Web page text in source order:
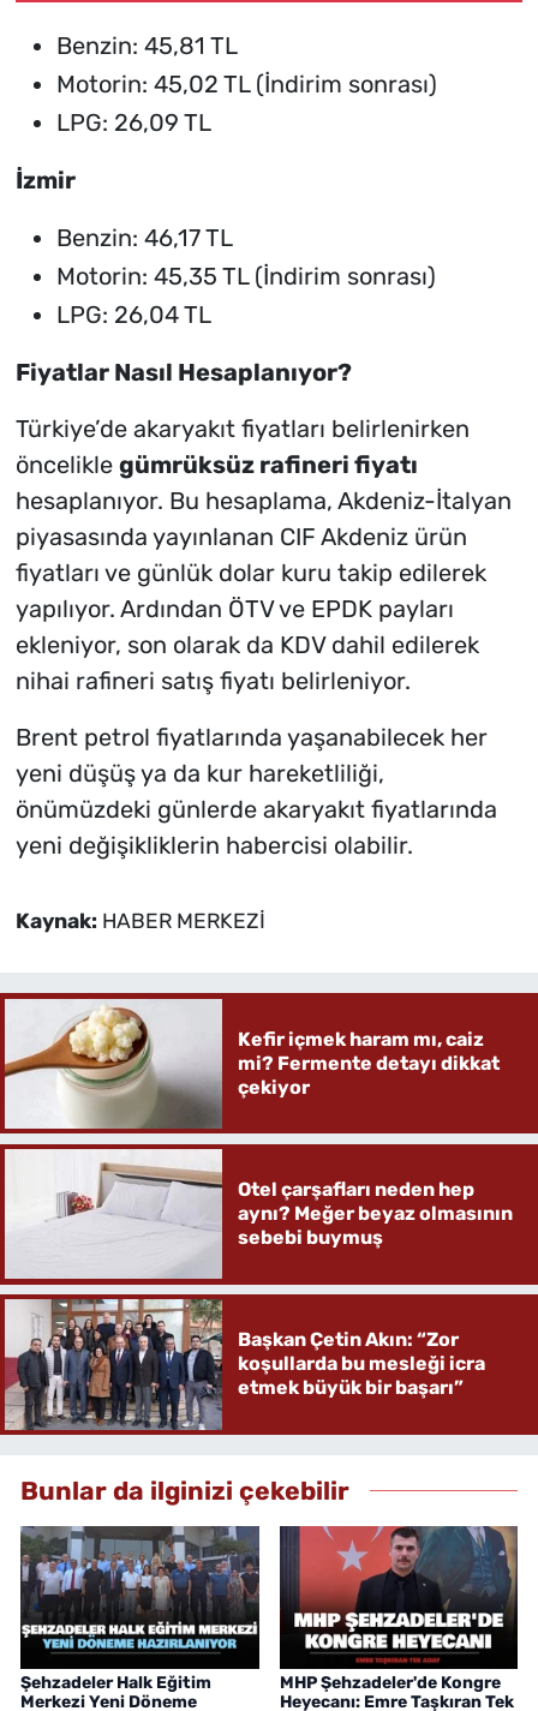
Benzin: 45,81 TL
Motorin: 45,02 TL (İndirim sonrası)
LPG: 26,09 TL
İzmir
Benzin: 46,17 TL
Motorin: 45,35 TL (İndirim sonrası)
LPG: 26,04 TL
Fiyatlar Nasıl Hesaplanıyor?
Türkiye’de akaryakıt fiyatları belirlenirken
öncelikle gümrüksüz rafineri fiyatı
hesaplanıyor. Bu hesaplama, Akdeniz-İtalyan
piyasasında yayınlanan CIF Akdeniz ürün
fiyatları ve günlük dolar kuru takip edilerek
yapılıyor. Ardından ÖTV ve EPDK payları
ekleniyor, son olarak da KDV dahil edilerek
nihai rafineri satış fiyatı belirleniyor.
Brent petrol fiyatlarında yaşanabilecek her
yeni düşüş ya da kur hareketliliği,
önümüzdeki günlerde akaryakıt fiyatlarında
yeni değişikliklerin habercisi olabilir.
Kaynak: HABER MERKEZİ
Kefir içmek haram mı, caiz
mi? Fermente detayı dikkat
çekiyor
Otel çarşafları neden hep
aynı? Meğer beyaz olmasının
sebebi buymuş
Başkan Çetin Akın: “Zor
koşullarda bu mesleği icra
etmek büyük bir başarı”
Bunlar da ilginizi çekebilir
Şehzadeler Halk Eğitim
Merkezi Yeni Döneme
MHP Şehzadeler'de Kongre
Heyecanı: Emre Taşkıran Tek